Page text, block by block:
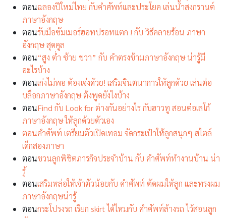
ตอนฉลองปีใหม่ไทย กับคำศัพท์และประโยค เล่นน้ำสงกรานต์
ภาษาอังกฤษ
ตอนรับมือซัมเมอร์ฮอทปรอทแตก ! กับ วิธีคลายร้อน ภาษา
อังกฤษ สุดคูล
ตอน“สูง ต่ำ ซ้าย ขวา” กับ คำตรงข้ามภาษาอังกฤษ น่ารู้มี
อะไรบ้าง
ตอนเก่งไม่พอ ต้องเจ๋งด้วย! เสริมจินตนาการให้ลูกด้วย เล่นต่อ
บล็อกภาษาอังกฤษ ต้งพูดยังไงบ้าง
ตอนFind กับ Look for ต่างกันอย่างไร กับฮาวทู สอนต่อเลโก้
ภาษาอังกฤษ ให้ลูกด้วยตัวเอง
ตอนคำศัพท์ เตรียมตัวเปิดเทอม จัดกระเป๋าให้ลูกสนุกๆ สไตล์
เด็กสองภาษา
ตอนชวนลูกพิชิตภารกิจประจำบ้าน กับ คำศัพท์ทำงานบ้าน น่า
รู้
ตอนเสริมหล่อให้เจ้าตัวน้อยกับ คำศัพท์ ตัดผมให้ลูก และทรงผม
ภาษาอังกฤษน่ารู้
ตอนกระโปรงรถ เรียก skirt ได้ไหมกับ คำศัพท์ล้างรถ ไว้สอนลูก